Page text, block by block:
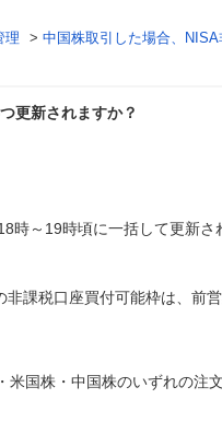
理 > 中国株取引した場合、
更新されますか？
時～19時頃に一括して更新さ
課税口座買付可能枠は、前
国株・中国株のいずれの注